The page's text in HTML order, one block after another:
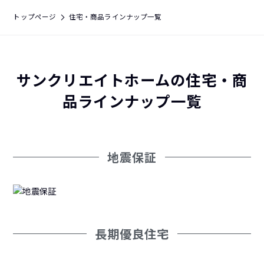
トップページ 住宅・商品ラインナップ一覧
サンクリエイトホームの住宅・商
品ラインナップ一覧
地震保証
長期優良住宅